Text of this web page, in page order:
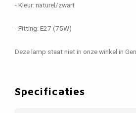
- Kleur: naturel/zwart
- Fitting: E27 (75W)
Deze lamp staat niet in onze winkel in
Specificaties